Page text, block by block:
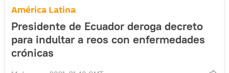
América Latina
Presidente de Ecuador deroga decreto
para indultar a reos con enfermedades
crónicas